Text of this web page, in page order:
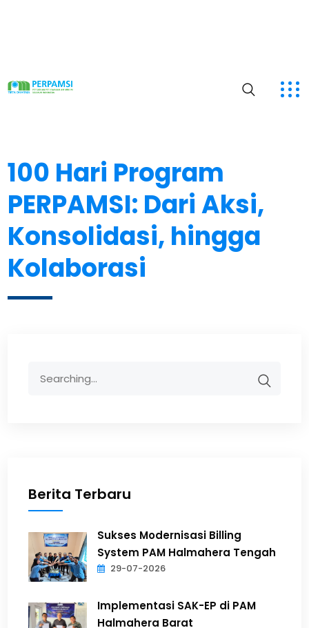
100 Hari Program
PERPAMSI: Dari Aksi,
Konsolidasi, hingga
Kolaborasi
Berita Terbaru
Sukses Modernisasi Billing
System PAM Halmahera Tengah
29-07-2026
Implementasi SAK-EP di PAM
Halmahera Barat